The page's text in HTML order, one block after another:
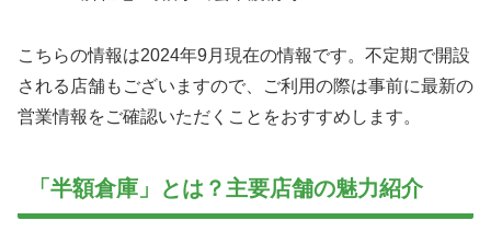
こちらの情報は2024年9月現在の情報です。不定期で開設
される店舗もございますので、ご利用の際は事前に最新の
営業情報をご確認いただくことをおすすめします。
「半額倉庫」とは？主要店舗の魅力紹介